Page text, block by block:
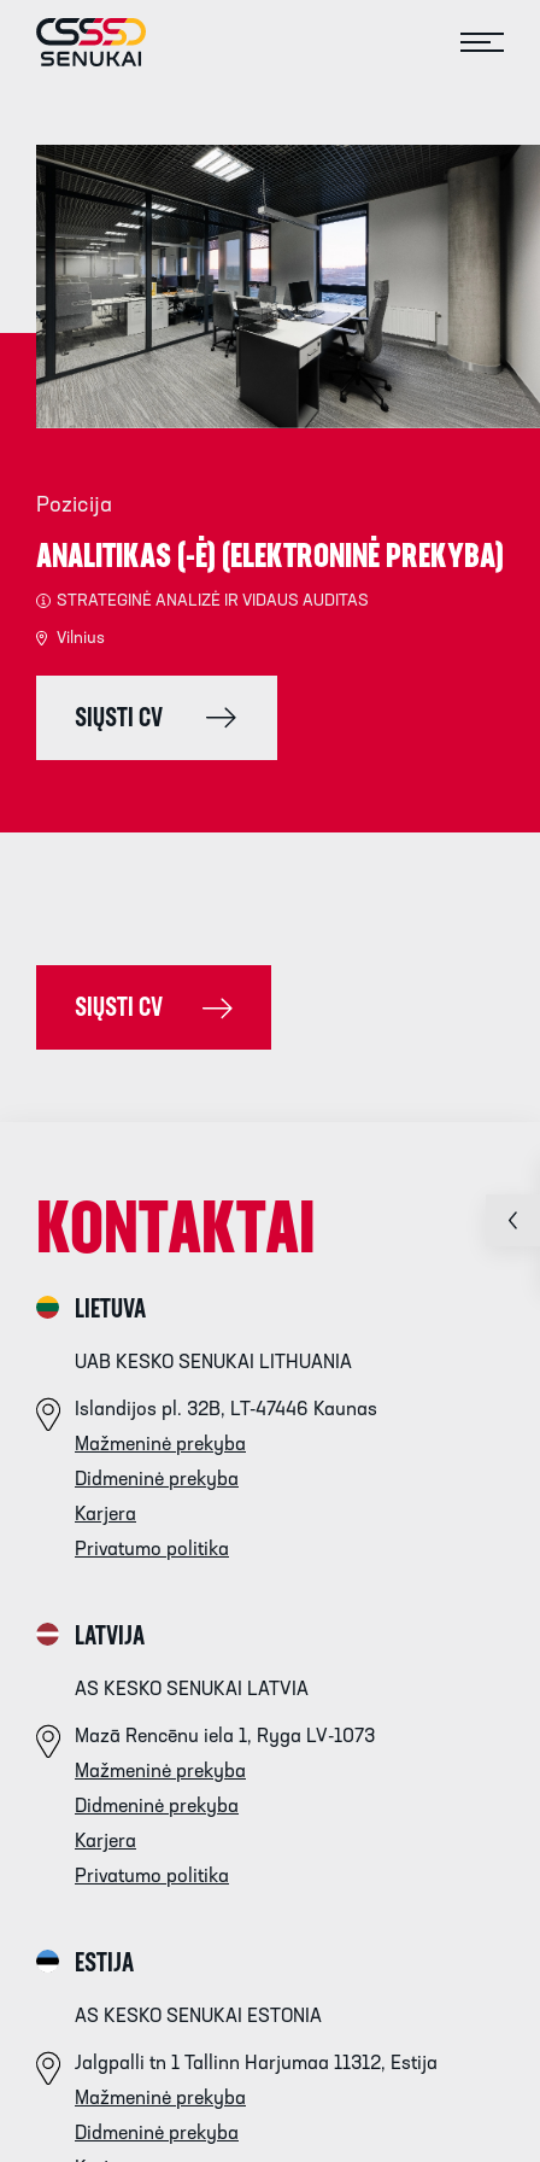
Pozicija
ANALITIKAS (-Ė) (ELEKTRONINĖ PREKYBA)
STRATEGINĖ ANALIZĖ IR VIDAUS AUDITAS
Vilnius
SIŲSTI CV
SIŲSTI CV
KONTAKTAI
LIETUVA
UAB KESKO SENUKAI LITHUANIA
Islandijos pl. 32B, LT-47446 Kaunas
Mažmeninė prekyba
Didmeninė prekyba
Karjera
Privatumo politika
LATVIJA
AS KESKO SENUKAI LATVIA
Mazā Rencēnu iela 1, Ryga LV-1073
Mažmeninė prekyba
Didmeninė prekyba
Karjera
Privatumo politika
ESTIJA
AS KESKO SENUKAI ESTONIA
Jalgpalli tn 1 Tallinn Harjumaa 11312, Estija
Mažmeninė prekyba
Didmeninė prekyba